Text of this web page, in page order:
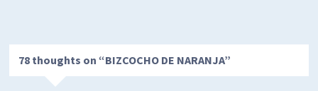
78 thoughts on “BIZCOCHO DE NARANJA”